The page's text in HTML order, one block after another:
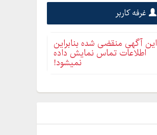
غرفه کاربر
این آگهی منقضی شده بنابراین
اطلاعات تماس نمایش داده
نمیشود!